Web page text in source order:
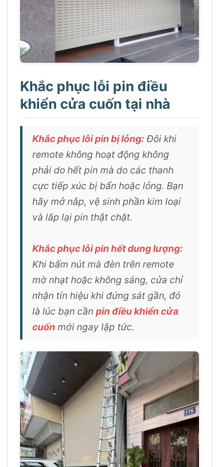
Khắc phục lỗi pin điều
khiển cửa cuốn tại nhà
Khắc phục lỗi pin bị lỏng: Đôi khi
remote không hoạt động không
phải do hết pin mà do các thanh
cực tiếp xúc bị bẩn hoặc lỏng. Bạn
hãy mở nắp, vệ sinh phần kim loại
và lắp lại pin thật chặt.
Khắc phục lỗi pin hết dung lượng:
Khi bấm nút mà đèn trên remote
mờ nhạt hoặc không sáng, cửa chỉ
nhận tín hiệu khi đứng sát gần, đó
là lúc bạn cần pin điều khiển cửa
cuốn mới ngay lập tức.